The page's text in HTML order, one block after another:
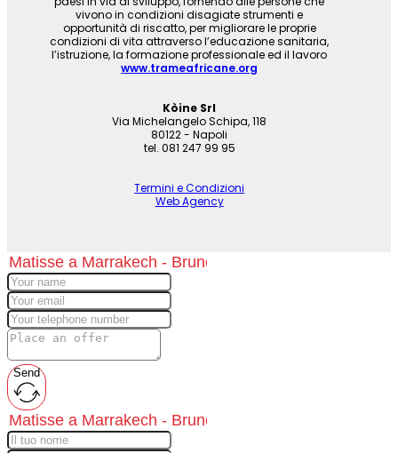
vivono in condizioni disagiate strumenti e
opportunità di riscatto, per migliorare le proprie
condizioni di vita attraverso l’educazione sanitaria,
l’istruzione, la formazione professionale ed il lavoro
www.trameafricane.org
Kòine Srl
Via Michelangelo Schipa, 118
80122 - Napoli
tel. 081 247 99 95
Termini e Condizioni
Web Agency
Send